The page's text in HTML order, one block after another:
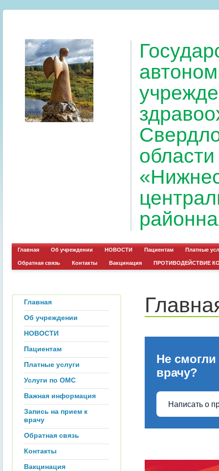
области
Главная Об учреждении НОВОСТИ Пациентам Платные
Обратная связь Контакты Вакцинация ПРОТИВОДЕЙСТВИЕ
Главная
Об учреждении
НОВОСТИ
Пациентам
Платные услуги
Услуги по ОМС
Важная информация
Запись на прием к
врачу
Обратная связь
Контакты
Вакцинация
Не смогли
врачу?
Написать о